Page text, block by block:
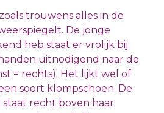
trouwens alles in de
De jonge
heb staat er vrolijk bij.
uitnodigend naar de
= rechts). Het lijkt wel of
soort klompschoen. De
staat recht boven haar.